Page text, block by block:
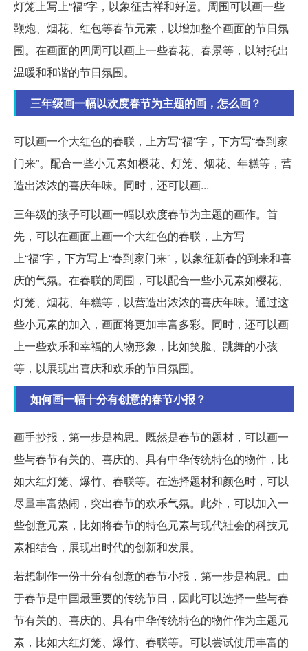
灯笼上写上“福”字，以象征吉祥和好运。周围可以画一些
鞭炮、烟花、红包等春节元素，以增加整个画面的节日氛
围。在画面的四周可以画上一些春花、春景等，以衬托出
温暖和和谐的节日氛围。
三年级画一幅以欢度春节为主题的画，怎么画？
可以画一个大红色的春联，上方写“福”字，下方写“春到家
门来”。配合一些小元素如樱花、灯笼、烟花、年糕等，营
造出浓浓的喜庆年味。同时，还可以画...
三年级的孩子可以画一幅以欢度春节为主题的画作。首
先，可以在画面上画一个大红色的春联，上方写
上“福”字，下方写上“春到家门来”，以象征新春的到来和喜
庆的气氛。在春联的周围，可以配合一些小元素如樱花、
灯笼、烟花、年糕等，以营造出浓浓的喜庆年味。通过这
些小元素的加入，画面将更加丰富多彩。同时，还可以画
上一些欢乐和幸福的人物形象，比如笑脸、跳舞的小孩
等，以展现出喜庆和欢乐的节日氛围。
如何画一幅十分有创意的春节小报？
画手抄报，第一步是构思。既然是春节的题材，可以画一
些与春节有关的、喜庆的、具有中华传统特色的物件，比
如大红灯笼、爆竹、春联等。在选择题材和颜色时，可以
尽量丰富热闹，突出春节的欢乐气氛。此外，可以加入一
些创意元素，比如将春节的特色元素与现代社会的科技元
素相结合，展现出时代的创新和发展。
若想制作一份十分有创意的春节小报，第一步是构思。由
于春节是中国最重要的传统节日，因此可以选择一些与春
节有关的、喜庆的、具有中华传统特色的物件作为主题元
素，比如大红灯笼、爆竹、春联等。可以尝试使用丰富的